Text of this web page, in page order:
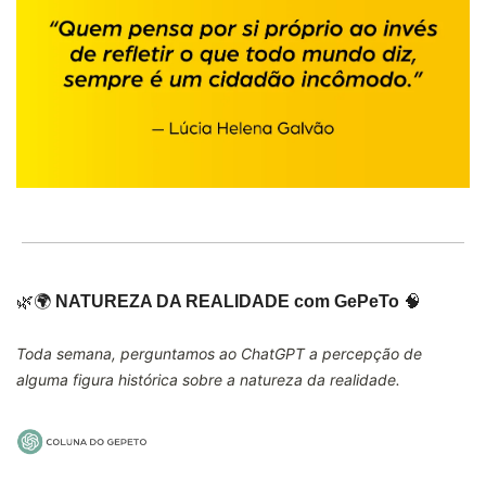
🌿🌍 NATUREZA DA REALIDADE com GePeTo 🧠
Toda semana, perguntamos ao ChatGPT a percepção de
alguma figura histórica sobre a natureza da realidade.